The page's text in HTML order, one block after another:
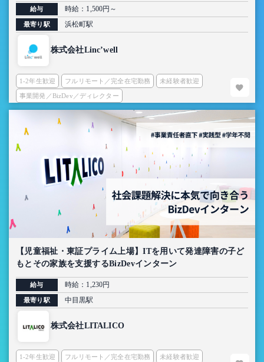
給与 時給：1,500円～
最寄り駅 浜松町駅
株式会社Linc’well
1-2年生歓迎 フルリモート／完全在宅勤務 未経験者歓迎
事業開発／BizDev／ディレクター
【児童福祉・東証プライム上場】ITを用いて発達障害の子ど
もとその家族を支援するBizDevインターン
給与 時給：1,230円
最寄り駅 中目黒駅
株式会社LITALICO
1-2年生歓迎 フルリモート／完全在宅勤務 未経験者歓迎